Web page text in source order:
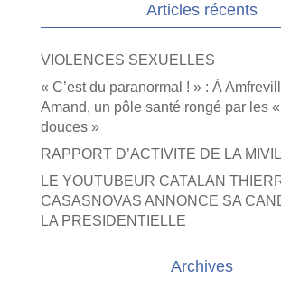
Articles récents
VIOLENCES SEXUELLES
« C’est du paranormal ! » : À
Amand, un pôle santé rongé par les
douces »
RAPPORT D’ACTIVITE DE LA
LE YOUTUBEUR CATALAN
CASASNOVAS ANNONCE SA
LA PRESIDENTIELLE
Archives